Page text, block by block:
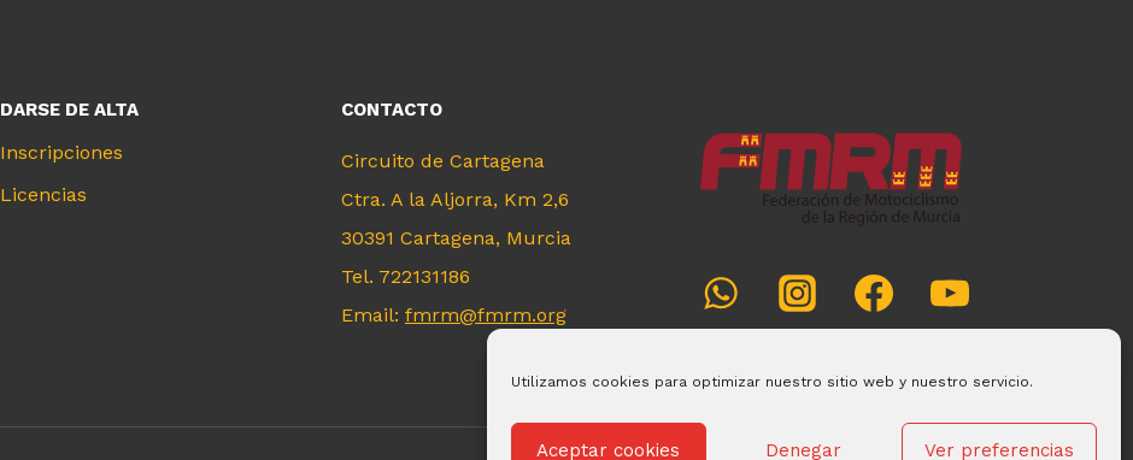
Utilizamos cookies para optimizar nuestro sitio web y nuestro servicio.
Aceptar cookies Denegar Ver preferencias
DARSE DE ALTA
Inscripciones
Licencias
CONTACTO
Circuito de Cartagena
Ctra. A la Aljorra, Km 2,6
30391 Cartagena, Murcia
Tel. 722131186
Email: fmrm@fmrm.org